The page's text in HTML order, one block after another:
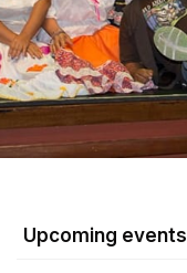
Upcoming events